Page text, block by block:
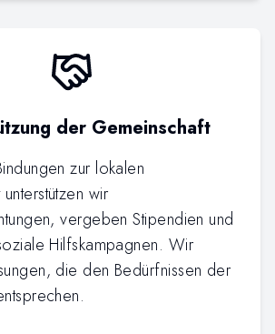
der Gemeinschaft
zur lokalen
wir
vergeben Stipendien und
Hilfskampagnen. Wir
die den Bedürfnissen der